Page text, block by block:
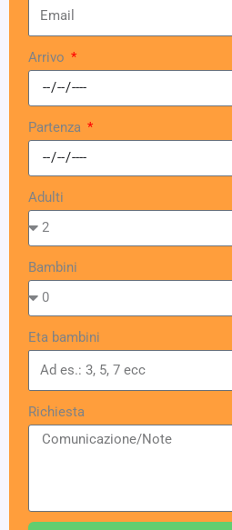
Arrivo
Partenza
Adulti
Bambini
Eta bambini
Richiesta